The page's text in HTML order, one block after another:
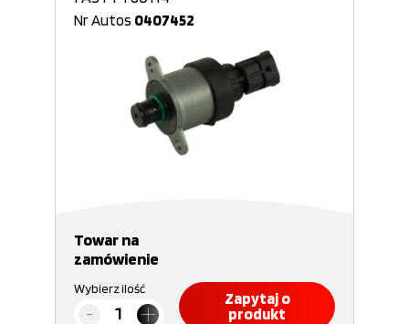
Nr Autos 0407452
Towar na
zamówienie
Wybierz ilość
Zapytaj o
produkt